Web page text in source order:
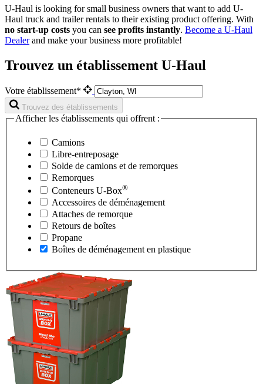
U-Haul is looking for small business owners that want to add U-
Haul truck and trailer rentals to their existing product offering. With
no start-up costs you can see profits instantly. Become a U-Haul
Dealerand make your business more profitable!
Trouvez un établissement U-Haul
Votre établissement*
Trouvez des établissements
Afficher les établissements qui offrent :
Camions
Libre-entreposage
Solde de camions et de remorques
Remorques
Conteneurs U-Box®
Accessoires de déménagement
Attaches de remorque
Retours de boîtes
Propane
Boîtes de déménagement en plastique